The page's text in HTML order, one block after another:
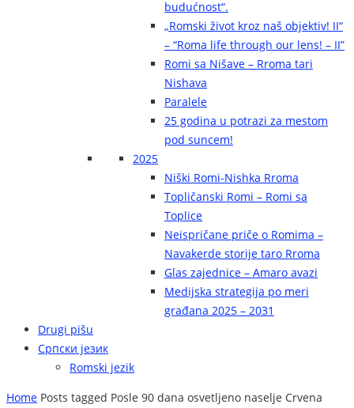
budućnost“.
„Romski život kroz naš objektiv! II“
– “Roma life through our lens! – II”
Romi sa Nišave – Rroma tari
Nishava
Paralele
25 godina u potrazi za mestom
pod suncem!
2025
Niški Romi-Nishka Rroma
Topličanski Romi – Romi sa
Toplice
Neispričane priče o Romima –
Navakerde storije taro Rroma
Glas zajednice – Amaro avazi
Medijska strategija po meri
građana 2025 – 2031
Drugi pišu
Српски језик
Romski jezik
Home Posts tagged Posle 90 dana osvetljeno naselje Crvena